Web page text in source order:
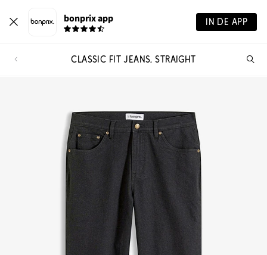
bonprix app IN DE APP
CLASSIC FIT JEANS, STRAIGHT